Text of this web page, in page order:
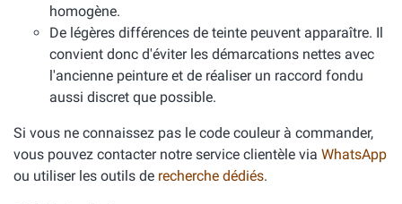
homogène.
De légères différences de teinte peuvent apparaître. Il
convient donc d'éviter les démarcations nettes avec
l'ancienne peinture et de réaliser un raccord fondu
aussi discret que possible.
Si vous ne connaissez pas le code couleur à commander,
vous pouvez contacter notre service clientèle via WhatsApp
ou utiliser les outils de recherche dédiés.